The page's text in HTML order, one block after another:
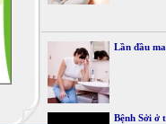
Lần đầu
Bệnh Sởi ở